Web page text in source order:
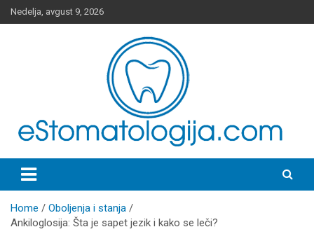
Skip
to
Nedelja, avgust 9, 2026
Stomatološki Portal
Home
Oboljenja i stanja
Ankiloglosija: Šta je sapet jezik i kako se leči?